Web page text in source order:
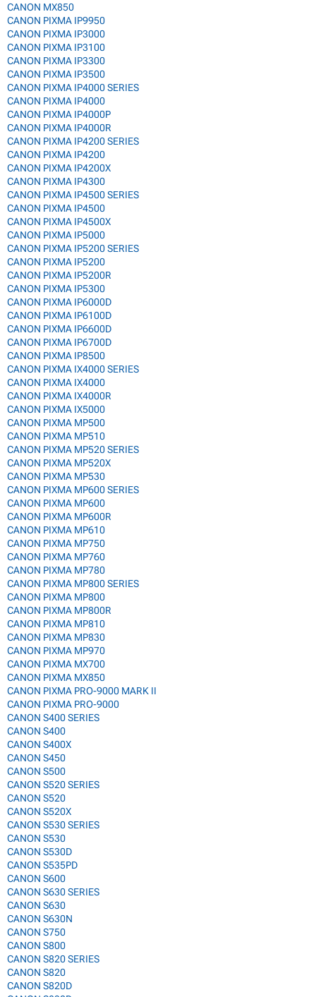
CANON MX850
CANON PIXMA IP9950
CANON PIXMA IP3000
CANON PIXMA IP3100
CANON PIXMA IP3300
CANON PIXMA IP3500
CANON PIXMA IP4000 SERIES
CANON PIXMA IP4000
CANON PIXMA IP4000P
CANON PIXMA IP4000R
CANON PIXMA IP4200 SERIES
CANON PIXMA IP4200
CANON PIXMA IP4200X
CANON PIXMA IP4300
CANON PIXMA IP4500 SERIES
CANON PIXMA IP4500
CANON PIXMA IP4500X
CANON PIXMA IP5000
CANON PIXMA IP5200 SERIES
CANON PIXMA IP5200
CANON PIXMA IP5200R
CANON PIXMA IP5300
CANON PIXMA IP6000D
CANON PIXMA IP6100D
CANON PIXMA IP6600D
CANON PIXMA IP6700D
CANON PIXMA IP8500
CANON PIXMA IX4000 SERIES
CANON PIXMA IX4000
CANON PIXMA IX4000R
CANON PIXMA IX5000
CANON PIXMA MP500
CANON PIXMA MP510
CANON PIXMA MP520 SERIES
CANON PIXMA MP520X
CANON PIXMA MP530
CANON PIXMA MP600 SERIES
CANON PIXMA MP600
CANON PIXMA MP600R
CANON PIXMA MP610
CANON PIXMA MP750
CANON PIXMA MP760
CANON PIXMA MP780
CANON PIXMA MP800 SERIES
CANON PIXMA MP800
CANON PIXMA MP800R
CANON PIXMA MP810
CANON PIXMA MP830
CANON PIXMA MP970
CANON PIXMA MX700
CANON PIXMA MX850
CANON PIXMA PRO-9000 MARK II
CANON PIXMA PRO-9000
CANON S400 SERIES
CANON S400
CANON S400X
CANON S450
CANON S500
CANON S520 SERIES
CANON S520
CANON S520X
CANON S530 SERIES
CANON S530
CANON S530D
CANON S535PD
CANON S600
CANON S630 SERIES
CANON S630
CANON S630N
CANON S750
CANON S800
CANON S820 SERIES
CANON S820
CANON S820D